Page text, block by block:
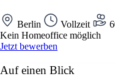
Berlin Vollzeit
Kein Homeoffice möglich
Jetzt bewerben
Auf einen Blick